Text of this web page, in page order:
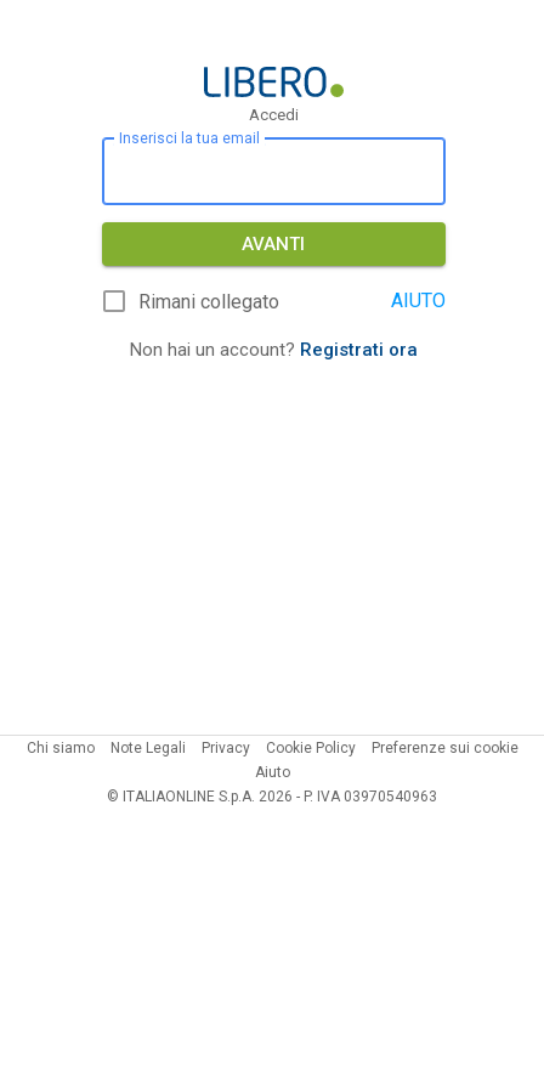
Accedi
Inserisci la tua email
AVANTI
Rimani collegato AIUTO
Non hai un account? Registrati ora
Chi siamo Note Legali Privacy Cookie Policy
Preferenze sui cookie
Aiuto
© ITALIAONLINE S.p.A. 2026 - P. IVA 03970540963